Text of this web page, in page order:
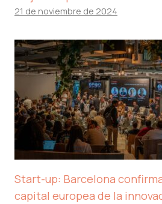
21 de noviembre de 2024
Start-up: Barcelona
capital europea de la